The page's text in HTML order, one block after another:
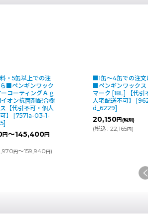
■1缶〜4缶での注文はこちら
■ペンギンワックス ランド
マーク [18L] 【代引不可・個
人宅配送不可】
962-03-1-
d_6229
20,150